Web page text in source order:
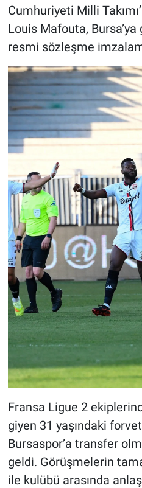
Cumhuriyeti Milli
Louis Mafouta, Bursa’ya
resmi sözleşme
Fransa Ligue 2
giyen 31 yaşındaki
Bursaspor’a transfer
geldi. Görüşmelerin
ile kulübü arasında